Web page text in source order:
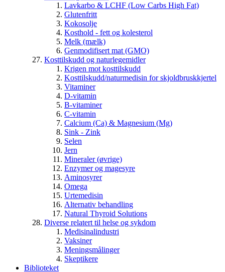
Lavkarbo & LCHF (Low Carbs High Fat)
Glutenfritt
Kokosolje
Kosthold - fett og kolesterol
Melk (mælk)
Genmodifisert mat (GMO)
Kosttilskudd og naturlegemidler
Krigen mot kosttilskudd
Kosttilskudd/naturmedisin for skjoldbruskkjertel
Vitaminer
D-vitamin
B-vitaminer
C-vitamin
Calcium (Ca) & Magnesium (Mg)
Sink - Zink
Selen
Jern
Mineraler (øvrige)
Enzymer og magesyre
Aminosyrer
Omega
Urtemedisin
Alternativ behandling
Natural Thyroid Solutions
Diverse relatert til helse og sykdom
Medisinalindustri
Vaksiner
Meningsmålinger
Skeptikere
Biblioteket